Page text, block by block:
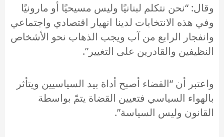
وقال: “نحن نتكلم لبنانيًا وليس مسيحيًا أو مارونيًا
وفي هذه الانتخابات لدينا انهيار اقتصادي واجتماعي
وانفجار الرابع من آب ويجب الذهاب نحو الأشخاص
النظيفين والقادرين على التغيير”.
واعتبر أن “القضاء أصبح أداة بيد السياسيين ويتأثر
بالهواء السياسي فتعيين القضاة يتمّ بواسطة
القانون وليس السياسة”.